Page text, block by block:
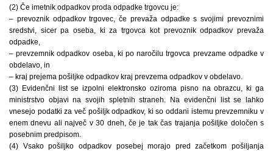
(2) Če imetnik odpadkov proda odpadke trgovcu je:
– prevoznik odpadkov trgovec, če prevaža odpadke s svojimi prevoznimi
sredstvi, sicer pa oseba, ki za trgovca kot prevoznik odpadkov prevaža
odpadke,
– prevzemnik odpadkov oseba, ki po naročilu trgovca prevzame odpadke v
obdelavo, in
– kraj prejema pošiljke odpadkov kraj prevzema odpadkov v obdelavo.
(3) Evidenčni list se izpolni elektronsko oziroma pisno na obrazcu, ki ga
ministrstvo objavi na svojih spletnih straneh. Na evidenčni list se lahko
vnesejo podatki za več pošiljk odpadkov, ki so oddani istemu prevzemniku v
enem dnevu ali največ v 30 dneh, če je tak čas trajanja pošiljke določen s
posebnim predpisom.
(4) Vsako pošiljko odpadkov posebej morajo pred začetkom pošiljanja